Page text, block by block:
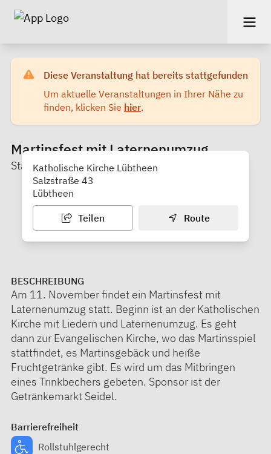
Diese Veranstaltung hat bereits stattgefunden
Um aktuelle Veranstaltungen in Ihrer Nähe zu
finden, klicken Sie hier.
Martinsfest mit Laternenumzug
Stadt Lübtheen
Katholische Kirche Lübtheen
Salzstraße 43
Lübtheen
Teilen Route
BESCHREIBUNG
Am 11. November findet ein Martinsfest mit
Laternenumzug statt. Beginn ist an der Katholischen
Kirche mit Liedern und Laternenumzug. Es geht
dann zur Evangelischen Kirche, wo das Martinsspiel
stattfindet, es Martinsgebäck und heiße
Fruchtgetränke gibt. Es wird um das Mitbringen
eines Trinkbechers gebeten. Sponsor ist der
Getränkemarkt Seidel.
Barrierefreiheit
Rollstuhlgerecht